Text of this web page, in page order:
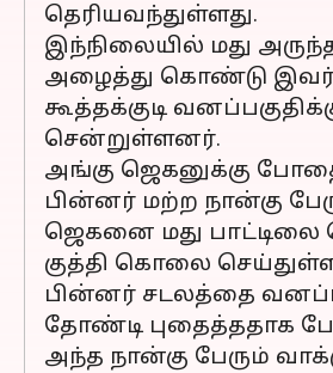
தெரியவந்துள்ளது.
இந்நிலையில் மது
அழைத்து கொண்டு
கூத்தக்குடி
சென்றுள்ளனர்.
அங்கு ஜெகனுக்கு
பின்னர் மற்ற நான்கு
ஜெகனை மது
குத்தி கொலை
பின்னர் சடலத்தை
தோண்டி புதைத்ததாக
அந்த நான்கு பேரும்